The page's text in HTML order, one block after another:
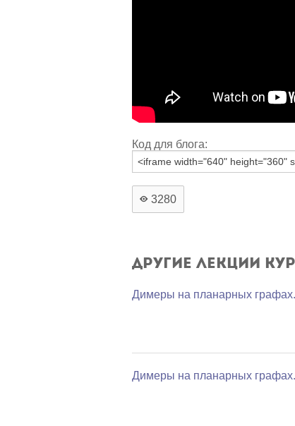
Код для блога:
3280
Другие лекции
Димеры на планарных
Димеры на планарных